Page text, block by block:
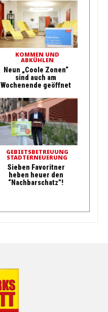
KOMMEN UND
ABKÜHLEN
Neun „Coole Zonen“
sind auch am
Wochenende geöffnet
GEBIETSBETREUUNG
STADTERNEUERUNG
Sieben Favoritner
heben heuer den
“Nachbarschatz”!